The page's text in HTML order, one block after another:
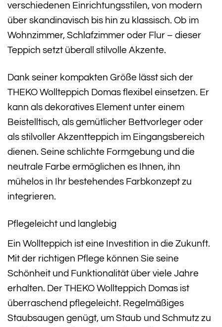
verschiedenen Einrichtungsstilen, von modern
über skandinavisch bis hin zu klassisch. Ob im
Wohnzimmer, Schlafzimmer oder Flur – dieser
Teppich setzt überall stilvolle Akzente.
Dank seiner kompakten Größe lässt sich der
THEKO Wollteppich Domas flexibel einsetzen. Er
kann als dekoratives Element unter einem
Beistelltisch, als gemütlicher Bettvorleger oder
als stilvoller Akzentteppich im Eingangsbereich
dienen. Seine schlichte Formgebung und die
neutrale Farbe ermöglichen es Ihnen, ihn
mühelos in Ihr bestehendes Farbkonzept zu
integrieren.
Pflegeleicht und langlebig
Ein Wollteppich ist eine Investition in die Zukunft.
Mit der richtigen Pflege können Sie seine
Schönheit und Funktionalität über viele Jahre
erhalten. Der THEKO Wollteppich Domas ist
überraschend pflegeleicht. Regelmäßiges
Staubsaugen genügt, um Staub und Schmutz zu